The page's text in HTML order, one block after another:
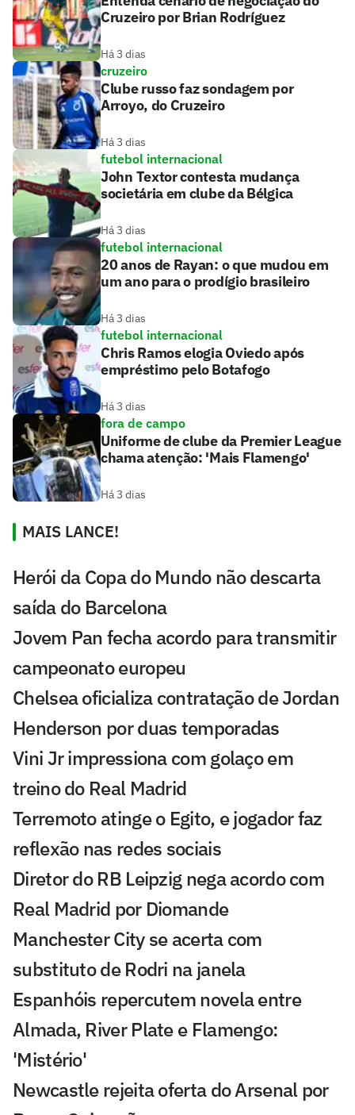
Cruzeiro por Brian Rodríguez
Há 3 dias
cruzeiro
Clube russo faz sondagem por
Arroyo, do Cruzeiro
Há 3 dias
futebol internacional
John Textor contesta mudança
societária em clube da Bélgica
Há 3 dias
futebol internacional
20 anos de Rayan: o que mudou em
um ano para o prodígio brasileiro
Há 3 dias
futebol internacional
Chris Ramos elogia Oviedo após
empréstimo pelo Botafogo
Há 3 dias
fora de campo
Uniforme de clube da Premier League
chama atenção: 'Mais Flamengo'
Há 3 dias
MAIS LANCE!
Herói da Copa do Mundo não descarta
saída do Barcelona
Jovem Pan fecha acordo para transmitir
campeonato europeu
Chelsea oficializa contratação de Jordan
Henderson por duas temporadas
Vini Jr impressiona com golaço em
treino do Real Madrid
Terremoto atinge o Egito, e jogador faz
reflexão nas redes sociais
Diretor do RB Leipzig nega acordo com
Real Madrid por Diomande
Manchester City se acerta com
substituto de Rodri na janela
Espanhóis repercutem novela entre
Almada, River Plate e Flamengo:
'Mistério'
Newcastle rejeita oferta do Arsenal por